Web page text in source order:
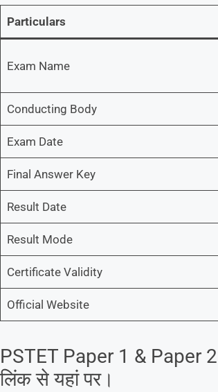
Particulars
Exam Name
Conducting Body
Exam Date
Final Answer Key
Result Date
Result Mode
Certificate Validity
Official Website
PSTET Paper 1 & Paper
लिंक से यहां पर।